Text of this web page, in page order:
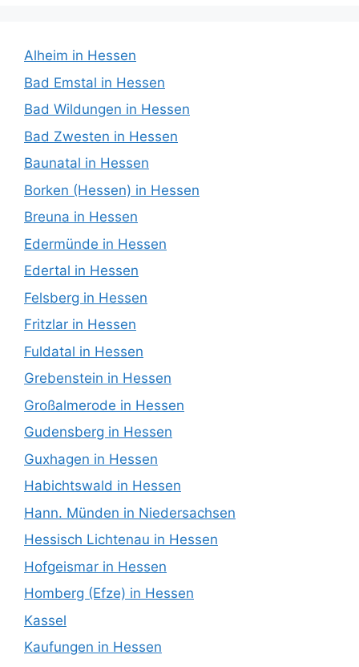
Alheim in Hessen
Bad Emstal in Hessen
Bad Wildungen in Hessen
Bad Zwesten in Hessen
Baunatal in Hessen
Borken (Hessen) in Hessen
Breuna in Hessen
Edermünde in Hessen
Edertal in Hessen
Felsberg in Hessen
Fritzlar in Hessen
Fuldatal in Hessen
Grebenstein in Hessen
Großalmerode in Hessen
Gudensberg in Hessen
Guxhagen in Hessen
Habichtswald in Hessen
Hann. Münden in Niedersachsen
Hessisch Lichtenau in Hessen
Hofgeismar in Hessen
Homberg (Efze) in Hessen
Kassel
Kaufungen in Hessen